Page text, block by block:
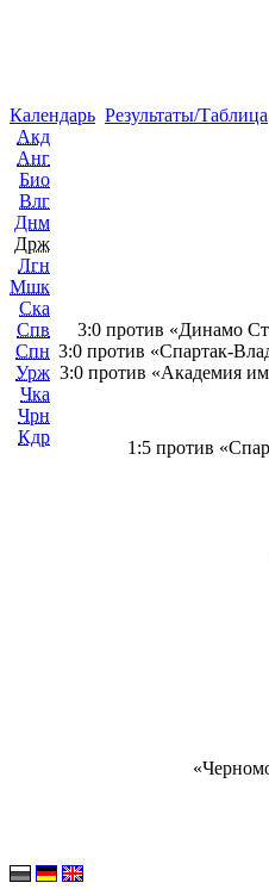
Календарь Результаты/Таблица
Акд
Анг
Био
Влг
Днм
Држ
Лгн
Мшк
Ска
Спв
Спн
Урж
Чка
Чрн
Кдр
3:0 против «Динамо
3:0 против «Спартак-
3:0 против «Академия
1:5 против